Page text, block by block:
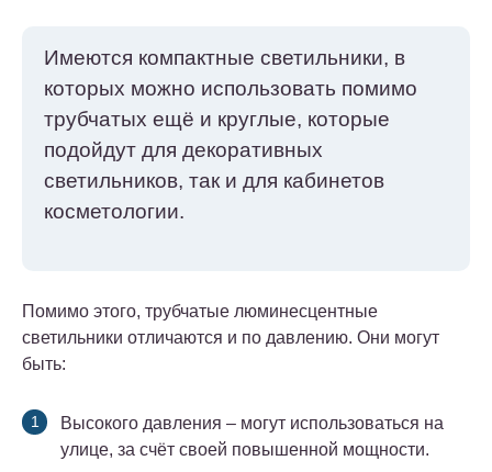
Имеются компактные светильники, в
которых можно использовать помимо
трубчатых ещё и круглые, которые
подойдут для декоративных
светильников, так и для кабинетов
косметологии.
Помимо этого, трубчатые люминесцентные
светильники отличаются и по давлению. Они могут
быть:
Высокого давления – могут использоваться на
улице, за счёт своей повышенной мощности.